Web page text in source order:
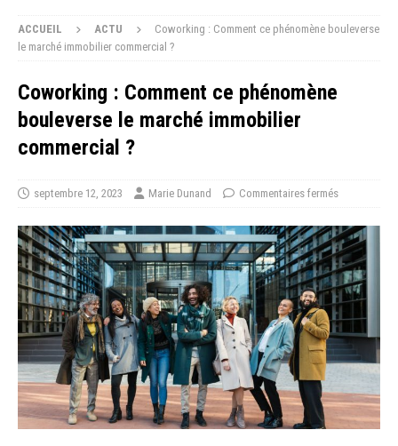
ACCUEIL ACTU
Coworking : Comment ce phénomène bouleverse
le marché immobilier commercial ?
Coworking : Comment ce phénomène
bouleverse le marché immobilier
commercial ?
septembre 12, 2023 Marie Dunand Commentaires fermés